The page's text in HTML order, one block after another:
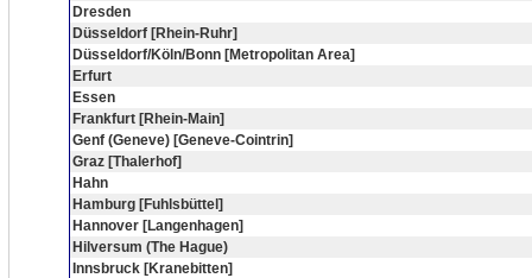
Dresden
Düsseldorf [Rhein-Ruhr]
Düsseldorf/Köln/Bonn [Metropolitan Area]
Erfurt
Essen
Frankfurt [Rhein-Main]
Genf (Geneve) [Geneve-Cointrin]
Graz [Thalerhof]
Hahn
Hamburg [Fuhlsbüttel]
Hannover [Langenhagen]
Hilversum (The Hague)
Innsbruck [Kranebitten]